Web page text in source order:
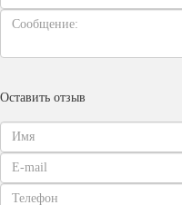
Оставить отзыв